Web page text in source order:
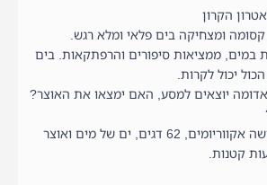
הקרון
ומצחיקה בים פלאי ומלא רגש.
במים, ממציאות סיפורים והרפתקאות. בים
יכול לקרות.
אדומה יוצאים למסע, האם ימצאו את האוצר?
שתי שחקניות, חמישה אקווריומים, 62 דגים, ים של מים ואוצר